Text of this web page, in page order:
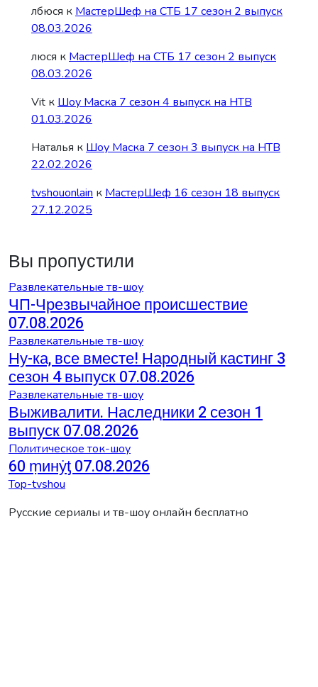
лбюся к МастерШеф на СТБ 17 сезон 2 выпуск
08.03.2026
люся к МастерШеф на СТБ 17 сезон 2 выпуск
08.03.2026
Vit к Шоу Маска 7 сезон 4 выпуск на НТВ
01.03.2026
Наталья к Шоу Маска 7 сезон 3 выпуск на НТВ
22.02.2026
tvshouonlain к МастерШеф 16 сезон 18 выпуск
27.12.2025
Вы пропустили
Развлекательные тв-шоу
ЧП-Чрезвычайное происшествие
07.08.2026
Развлекательные тв-шоу
Ну-ка, все вместе! Народный кастинг 3
сезон 4 выпуск 07.08.2026
Развлекательные тв-шоу
Выживалити. Наследники 2 сезон 1
выпуск 07.08.2026
Политическое ток-шоу
60 ṃинẏƫ 07.08.2026
Top-tvshou
Русские сериалы и тв-шоу онлайн бесплатно